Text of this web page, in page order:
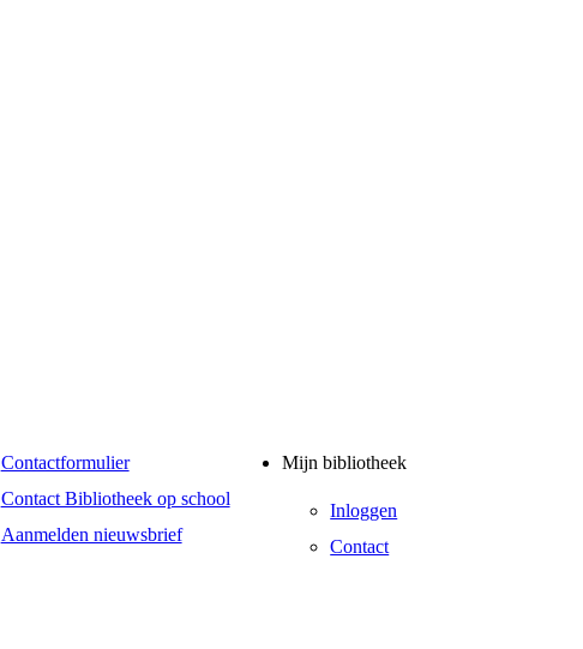
Contactformulier
Contact Bibliotheek op school
Aanmelden nieuwsbrief
Mijn bibliotheek
Inloggen
Contact